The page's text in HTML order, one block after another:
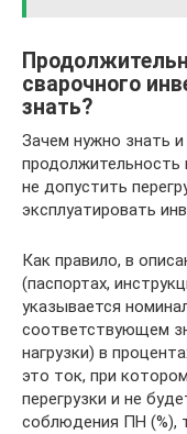
сварочного
знать?
Зачем нужно знать
продолжительность
не допустить
эксплуатировать
Как правило, в
(паспортах,
указывается
соответствующем
нагрузки) в
это ток, при
перегрузки и не
соблюдения ПН (%),